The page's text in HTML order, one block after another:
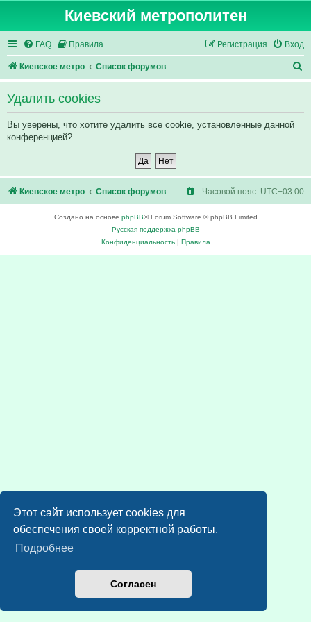
Этот сайт использует cookies для
обеспечения своей корректной работы.
Подробнее
Согласен
Киевский метрополитен
FAQ Правила Вход
Регистрация
Киевское метро Список форумов
о
Удалить cookies
Вы уверены, что хотите удалить все cookie, установленные данной
конференцией?
Киевское метро Список форумов Часовой пояс: UTC+03:00
Создано на основе phpBB® Forum Software © phpBB Limited
Русская поддержка phpBB
Конфиденциальность| Правила